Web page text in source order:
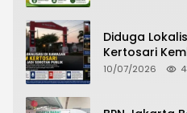
Diduga
Kertosari
10/07/2026